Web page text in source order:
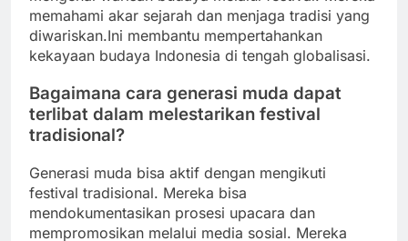
memahami akar sejarah dan menjaga tradisi yang
diwariskan.Ini membantu mempertahankan
kekayaan budaya Indonesia di tengah globalisasi.
Bagaimana cara generasi muda dapat
terlibat dalam melestarikan festival
tradisional?
Generasi muda bisa aktif dengan mengikuti
festival tradisional. Mereka bisa
mendokumentasikan prosesi upacara dan
mempromosikan melalui media sosial. Mereka